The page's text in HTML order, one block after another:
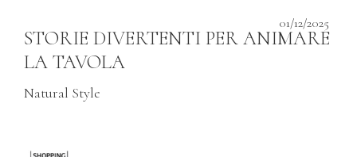
01/12/2025
STORIE DIVERTENTI PER ANIMARE
LA TAVOLA
Natural Style